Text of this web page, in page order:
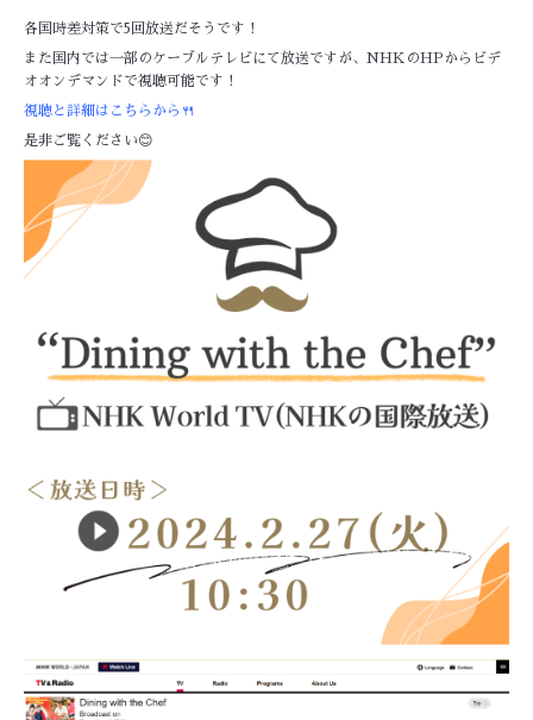
各国時差対策で5回放送だそうです！
また国内では一部のケーブルテレビにて放送ですが、NHKのHPからビデ
オオンデマンドで視聴可能です！
視聴と詳細はこちらから🍴
是非ご覧ください😊